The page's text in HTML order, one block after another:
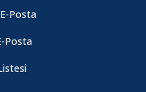
Posta
Posta